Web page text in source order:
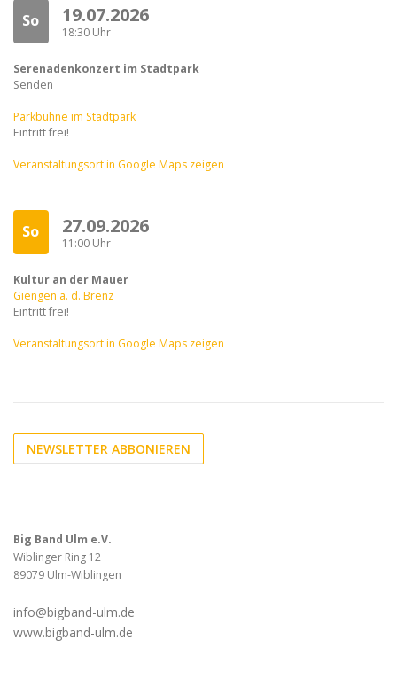
So 19.07.2026
18:30 Uhr
Serenadenkonzert im Stadtpark
Senden
Parkbühne im Stadtpark
Eintritt frei!
Veranstaltungsort in Google Maps zeigen
So 27.09.2026
11:00 Uhr
Kultur an der Mauer
Giengen a. d. Brenz
Eintritt frei!
Veranstaltungsort in Google Maps zeigen
NEWSLETTER ABBONIEREN
Big Band Ulm e.V.
Wiblinger Ring 12
89079 Ulm-Wiblingen
info@bigband-ulm.de
www.bigband-ulm.de